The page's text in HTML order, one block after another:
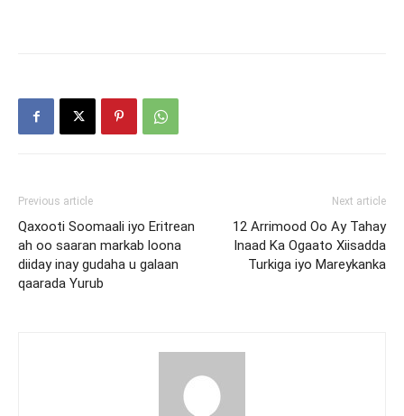
Previous article
Qaxooti Soomaali iyo Eritrean
ah oo saaran markab loona
diiday inay gudaha u galaan
qaarada Yurub
Next article
12 Arrimood Oo Ay Tahay
Inaad Ka Ogaato Xiisadda
Turkiga iyo Mareykanka